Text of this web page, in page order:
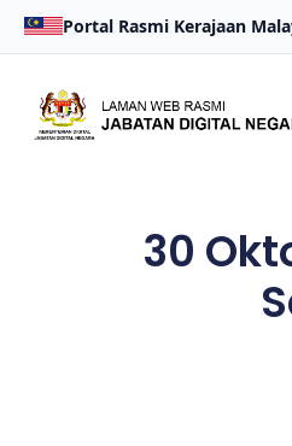
Portal Rasmi Kerajaan
30